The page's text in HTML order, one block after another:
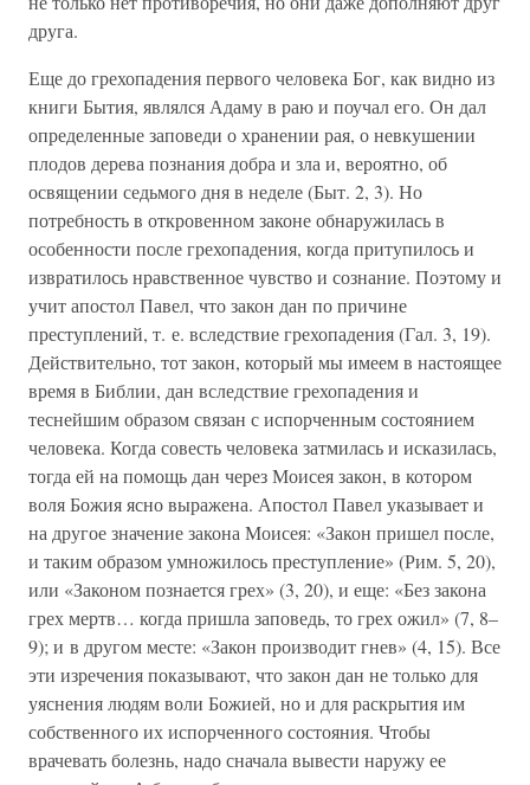
друга.
Еще до грехопадения первого человека Бог, как видно из
книги Бытия, являлся Адаму в раю и поучал его. Он дал
определенные заповеди о хранении рая, о невкушении
плодов дерева познания добра и зла и, вероятно, об
освящении седьмого дня в неделе (Быт. 2, 3). Но
потребность в откровенном законе обнаружилась в
особенности после грехопадения, когда притупилось и
извратилось нравственное чувство и сознание. Поэтому и
учит апостол Павел, что закон дан по причине
преступлений, т. е. вследствие грехопадения (Гал. 3, 19).
Действительно, тот закон, который мы имеем в настоящее
время в Библии, дан вследствие грехопадения и
теснейшим образом связан с испорченным состоянием
человека. Когда совесть человека затмилась и исказилась,
тогда ей на помощь дан через Моисея закон, в котором
воля Божия ясно выражена. Апостол Павел указывает и
на другое значение закона Моисея: «Закон пришел после,
и таким образом умножилось преступление» (Рим. 5, 20),
или «Законом познается грех» (3, 20), и еще: «Без закона
грех мертв… когда пришла заповедь, то грех ожил» (7, 8–
9); и в другом месте: «Закон производит гнев» (4, 15). Все
эти изречения показывают, что закон дан не только для
уяснения людям воли Божией, но и для раскрытия им
собственного их испорченного состояния. Чтобы
врачевать болезнь, надо сначала вывести наружу ее